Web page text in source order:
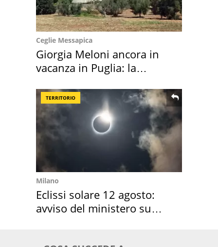
Ceglie Messapica
Giorgia Meloni ancora in
vacanza in Puglia: la
TERRITORIO
Milano
Eclissi solare 12 agosto:
avviso del ministero su